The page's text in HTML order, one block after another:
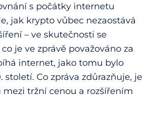
s počátky internetu
jak krypto vůbec nezaostává
– ve skutečnosti se
je ve zprávě považováno za
internet, jako tomu bylo
století. Co zpráva zdůrazňuje, je
mezi tržní cenou a rozšířením